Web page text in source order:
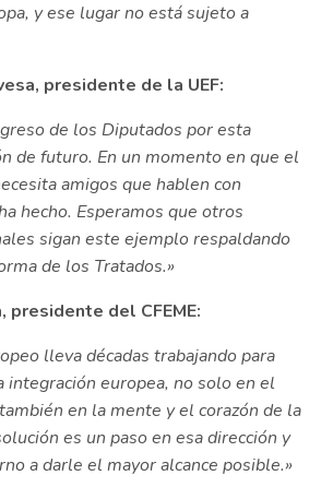
y ese lugar no está sujeto a
presidente de la UEF:
de los Diputados por esta
de futuro. En un momento en que el
amigos que hablen con
hecho. Esperamos que otros
sigan este ejemplo respaldando
de los Tratados.»
presidente del CFEME:
lleva décadas trabajando para
europea, no solo en el
en la mente y el corazón de la
es un paso en esa dirección y
a darle el mayor alcance posible.»